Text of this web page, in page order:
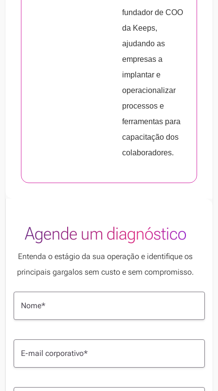
fundador de COO
da Keeps,
ajudando as
empresas a
implantar e
operacionalizar
processos e
ferramentas para
capacitação dos
colaboradores.
Agende um diagnóstico
Entenda o estágio da sua operação e identifique os
principais gargalos sem custo e sem compromisso.